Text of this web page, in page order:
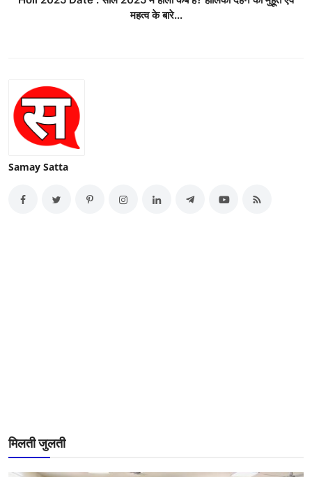
महत्व के बारे...
Samay Satta
मिलती जुलती